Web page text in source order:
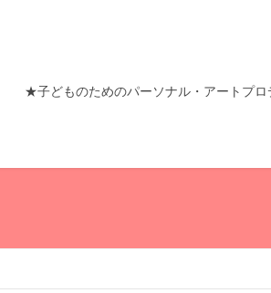
★子どものためのパーソナル・アートプロ